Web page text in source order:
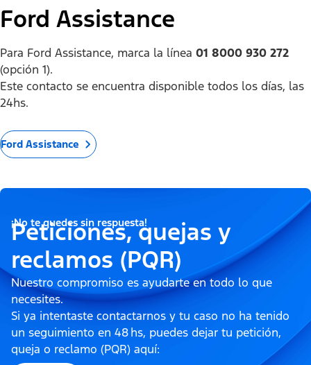
Ford Assistance
Para Ford Assistance, marca la línea 01 8000 930 272
(opción 1).
Este contacto se encuentra disponible todos los días, las
24hs.
Ford Assistance
¡No te quedes sin respuesta!
Peticiones, quejas y
reclamos (PQR)
Nuestro compromiso es ayudarte en todo lo que
necesites.
Si ya intentaste contactarnos y tu caso no ha tenido
un seguimiento en 48 hs, puedes dejar tu petición,
queja o reclamo (PQR) aquí: